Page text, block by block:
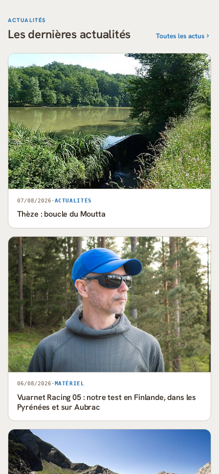
ACTUALITÉS
Les dernières actualités Toutes les actus
07/08/2026 · ACTUALITÉS
Thèze : boucle du Moutta
06/08/2026 · MATÉRIEL
Vuarnet Racing 05 : notre test en Finlande, dans les
Pyrénées et sur Aubrac